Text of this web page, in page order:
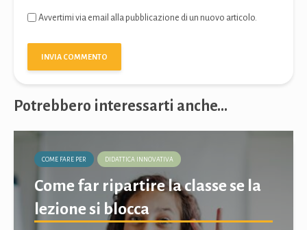
Avvertimi via email alla pubblicazione di un nuovo articolo.
Potrebbero interessarti anche...
COME FARE PER DIDATTICA INNOVATIVA
Come far ripartire la classe se la
lezione si blocca